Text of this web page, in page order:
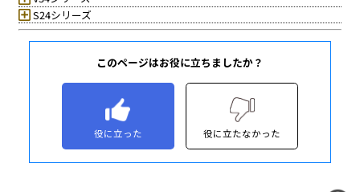
このページはお役に立ちましたか？
役に立った 役に立たなかった